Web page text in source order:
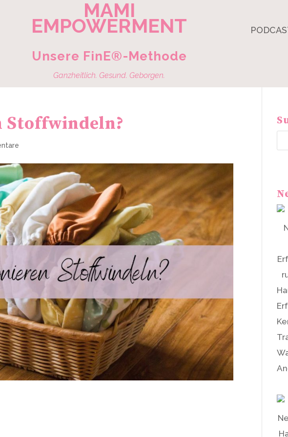
MAMI
EMPOWERMENT
Unsere FinE®-Methode
Ganzheitlich. Gesund. Geborgen.